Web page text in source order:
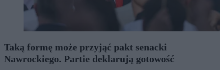
Taką formę może przyjąć pakt senacki
Nawrockiego. Partie deklarują gotowość